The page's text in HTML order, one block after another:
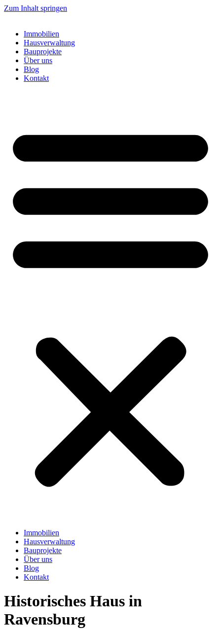
Zum Inhalt springen
Immobilien
Hausverwaltung
Bauprojekte
Über uns
Blog
Kontakt
Immobilien
Hausverwaltung
Bauprojekte
Über uns
Blog
Kontakt
Historisches Haus in
Ravensburg